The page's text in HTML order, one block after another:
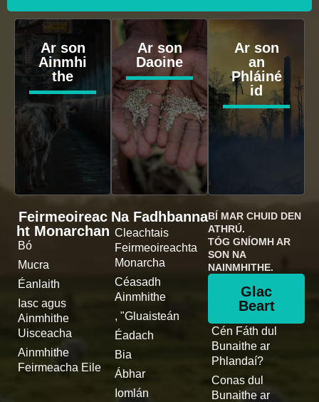
Ar son
Ainmhi
the
Ar son
Daoine
Ar son
an
Phláiné
id
Feirmeoireac
ht Monarchan
Bó
Mucra
Éanlaith
Iasc agus
Ainmhithe
Uisceacha
Ainmhithe
Feirmeacha Eile
Na Fadhbanna
Cleachtais
Feirmeoireachta
Monarcha
Céasadh
Ainmhithe
, "Gluaisteán
Éadach
Bia
Ábhar
Iomlán
BÍ MAR CHUID DEN
ATHRÚ.
TÓG GNÍOMH AR
SON NA
NAINMHITHE.
Glac
Beart
Cén Fáth dul
Bunaithe ar
Phlandaí?
Conas dul
Bunaithe ar